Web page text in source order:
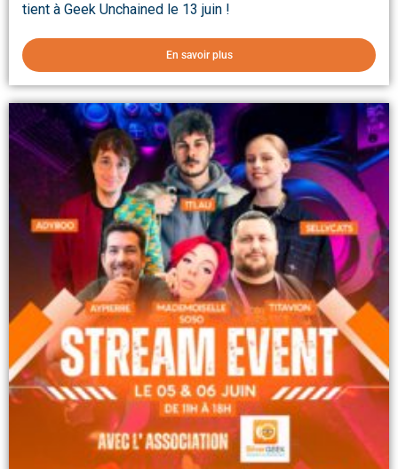
tient à Geek Unchained le 13 juin !
En savoir plus